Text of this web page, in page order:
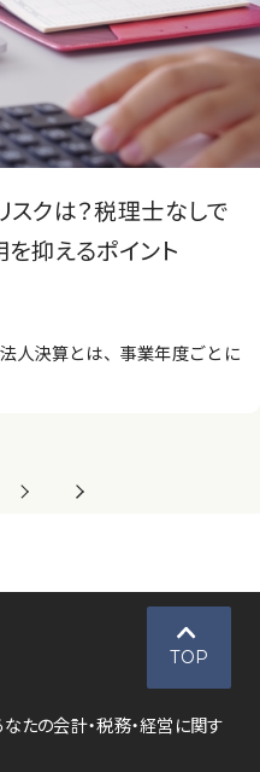
クは？税理士なしで
抑えるポイント
人決算とは、事業年度ごとに
たの会計・税務・経営に関す
TOP